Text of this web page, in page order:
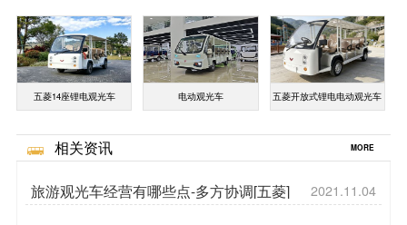
五菱14座锂电观光车 电动观光车 五菱开放式锂电电动观光车
相关资讯 MORE
旅游观光车经营有哪些点-多方协调[五菱] 2021.11.04